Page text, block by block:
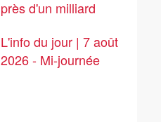
près d'un milliard
L'info du jour | 7 août
2026 - Mi-journée